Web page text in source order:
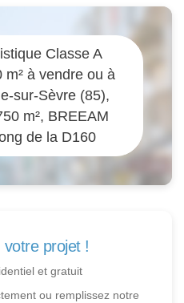
Classe A
à vendre ou à
sur-Sèvre (85),
m², BREEAM
de la D160
projet !
et gratuit
ou remplissez notre